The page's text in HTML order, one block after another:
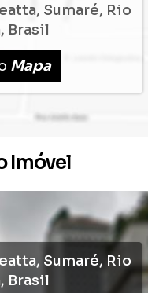
, Sumaré, Rio
, Brasil
Mapa
Imóvel
, Sumaré, Rio
, Brasil